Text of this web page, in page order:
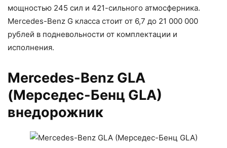
мощностью 245 сил и 421-сильного атмосферника.
Mercedes-Benz G класса стоит от 6,7 до 21 000 000
рублей в подневольности от комплектации и
исполнения.
Mercedes-Benz GLA
(Мерседес-Бенц GLA)
внедорожник